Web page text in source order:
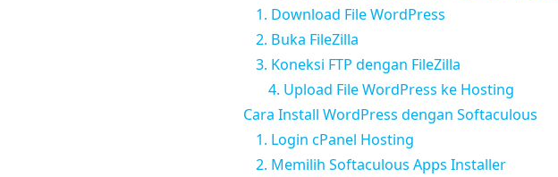
1. Download File WordPress
2. Buka FileZilla
3. Koneksi FTP dengan FileZilla
4. Upload File WordPress ke Hosting
Cara Install WordPress dengan Softaculous
1. Login cPanel Hosting
2. Memilih Softaculous Apps Installer